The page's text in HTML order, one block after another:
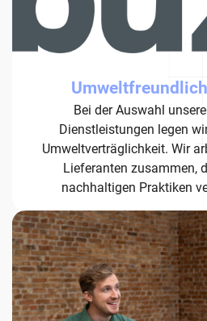
Bei der Auswahl
Dienstleistungen legen
Umweltverträglichkeit. Wir
Lieferanten zusammen,
nachhaltigen Praktiken